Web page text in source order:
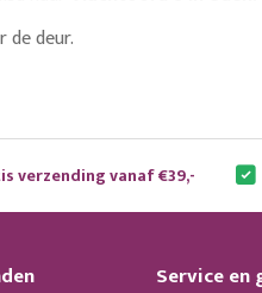
de deur.
verzending vanaf €39,-
Service en